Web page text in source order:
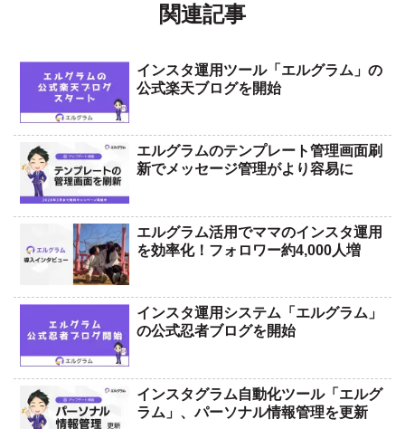
関連記事
インスタ運用ツール「エルグラム」の
公式楽天ブログを開始
エルグラムのテンプレート管理画面刷
新でメッセージ管理がより容易に
エルグラム活用でママのインスタ運用
を効率化！フォロワー約4,000人増
インスタ運用システム「エルグラム」
の公式忍者ブログを開始
インスタグラム自動化ツール「エルグ
ラム」、パーソナル情報管理を更新